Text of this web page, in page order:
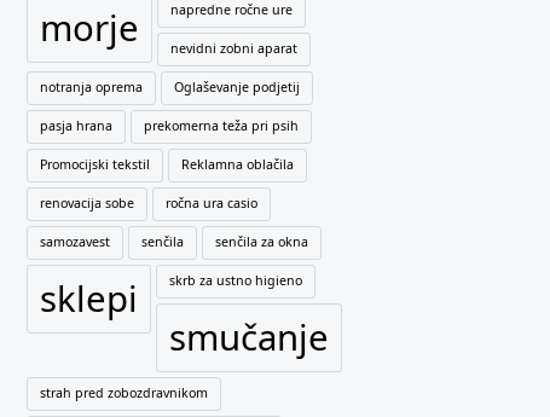
morje napredne ročne ure
nevidni zobni aparat
notranja oprema Oglaševanje podjetij
pasja hrana prekomerna teža pri psih
Promocijski tekstil Reklamna oblačila
renovacija sobe ročna ura casio
samozavest senčila senčila za okna
sklepi skrb za ustno higieno
smučanje
strah pred zobozdravnikom